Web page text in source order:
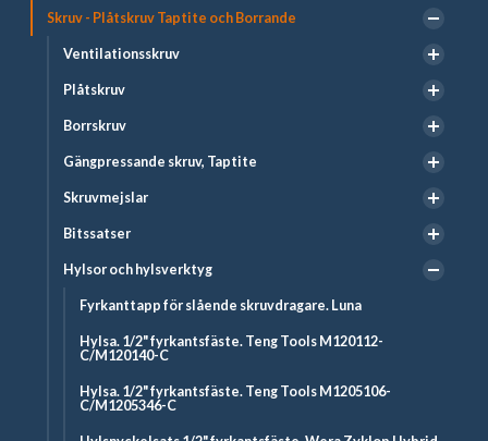
Skruv - Plåtskruv Taptite och Borrande
Ventilationsskruv
Plåtskruv
Borrskruv
Gängpressande skruv, Taptite
Skruvmejslar
Bitssatser
Hylsor och hylsverktyg
Fyrkanttapp för slående skruvdragare. Luna
Hylsa. 1/2" fyrkantsfäste. Teng Tools M120112-
C/M120140-C
Hylsa. 1/2" fyrkantsfäste. Teng Tools M1205106-
C/M1205346-C